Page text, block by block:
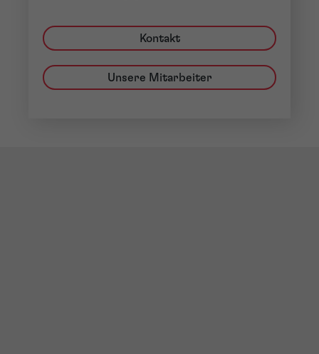
Kontakt
Unsere Mitarbeiter